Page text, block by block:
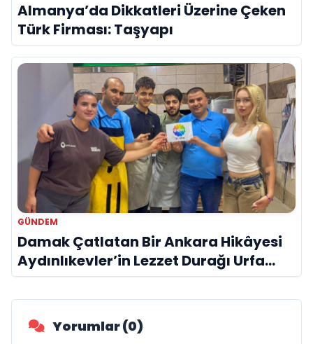
Almanya’da Dikkatleri Üzerine Çeken
Türk Firması: Taşyapı
GÜNDEM
Damak Çatlatan Bir Ankara Hikâyesi
Aydınlıkevler’in Lezzet Durağı Urfa
Damak
Yorumlar (0)